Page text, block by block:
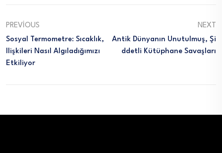
PREVIOUS
Sosyal Termometre: Sıcaklık,
Ilişkileri Nasıl Algıladığımızı
Etkiliyor
NEXT
Antik Dünyanın Unutulmuş, Şi
Ddetli Kütüphane Savaşları